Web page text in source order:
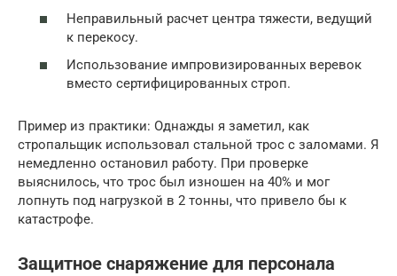
Неправильный расчет центра тяжести, ведущий
к перекосу.
Использование импровизированных веревок
вместо сертифицированных строп.
Пример из практики: Однажды я заметил, как
стропальщик использовал стальной трос с заломами. Я
немедленно остановил работу. При проверке
выяснилось, что трос был изношен на 40% и мог
лопнуть под нагрузкой в 2 тонны, что привело бы к
катастрофе.
Защитное снаряжение для персонала